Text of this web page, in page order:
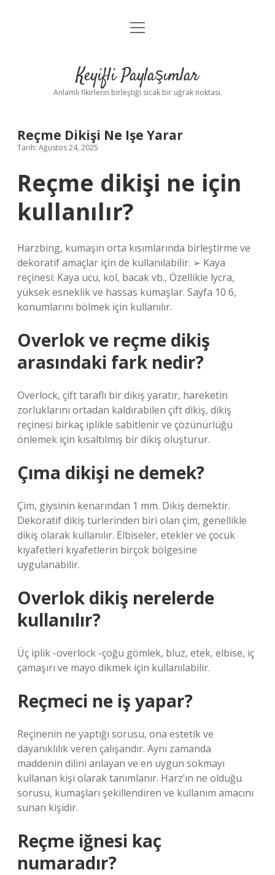
Anasayfa
Yasal Uyarı
menüyü
Keyifli Paylaşımlar
Anlamlı fikirlerin birleştiği sıcak bir uğrak noktası.
Reçme Dikişi Ne Işe Yarar
Tarih: Ağustos 24, 2025
Reçme dikişi ne için
kullanılır?
Harzbing, kumaşın orta kısımlarında birleştirme ve
dekoratif amaçlar için de kullanılabilir. ➢ Kaya
reçinesi: Kaya ucu, kol, bacak vb., Özellikle lycra,
yüksek esneklik ve hassas kumaşlar. Sayfa 10 6,
konumlarını bölmek için kullanılır.
Overlok ve reçme dikiş
arasındaki fark nedir?
Overlock, çift taraflı bir dikiş yaratır, hareketin
zorluklarını ortadan kaldırabilen çift dikiş, dikiş
reçinesi birkaç iplikle sabitlenir ve çözünürlüğü
önlemek için kısaltılmış bir dikiş oluşturur.
Çıma dikişi ne demek?
Çim, giysinin kenarından 1 mm. Dikiş demektir.
Dekoratif dikiş türlerinden biri olan çim, genellikle
dikiş olarak kullanılır. Elbiseler, etekler ve çocuk
kıyafetleri kıyafetlerin birçok bölgesine
uygulanabilir.
Overlok dikiş nerelerde
kullanılır?
Üç iplik -overlock -çoğu gömlek, bluz, etek, elbise, iç
çamaşırı ve mayo dikmek için kullanılabilir.
Reçmeci ne iş yapar?
Reçinenin ne yaptığı sorusu, ona estetik ve
dayanıklılık veren çalışandır. Aynı zamanda
maddenin dilini anlayan ve en uygun sokmayı
kullanan kişi olarak tanımlanır. Harz’ın ne olduğu
sorusu, kumaşları şekillendiren ve kullanım amacını
sunan kişidir.
Reçme iğnesi kaç
numaradır?